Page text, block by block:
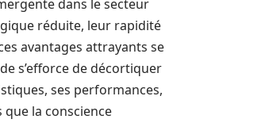
dans le secteur
réduite, leur rapidité
avantages attrayants se
s’efforce de décortiquer
ses performances,
que la conscience